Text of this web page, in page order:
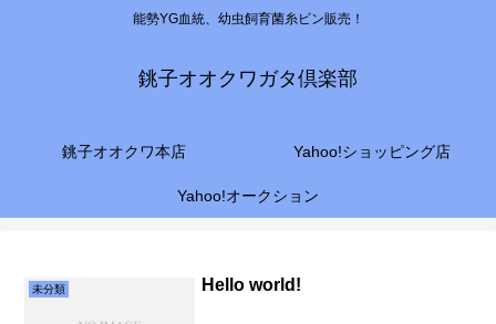
能勢YG血統、幼虫飼育菌糸ビン販売！
銚子オオクワガタ倶楽部
銚子オオクワ本店 Yahoo!ショッピング店
Yahoo!オークション
未分類 Hello world!